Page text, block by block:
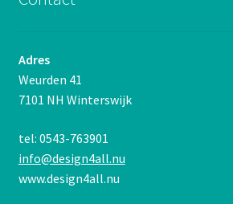
Adres
Weurden 41
7101 NH Winterswijk
tel: 0543-763901
info@design4all.nu
www.design4all.nu